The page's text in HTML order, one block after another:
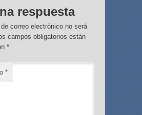
respuesta
correo electrónico no será
campos obligatorios están
*
*